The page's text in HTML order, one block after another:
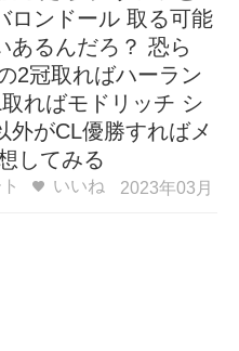
ロンドール 取る可能
あるんだろ？ 恐ら
2冠取ればハーラン
ればモドリッチ シ
外がCL優勝すればメ
してみる
いいね
2023年03月